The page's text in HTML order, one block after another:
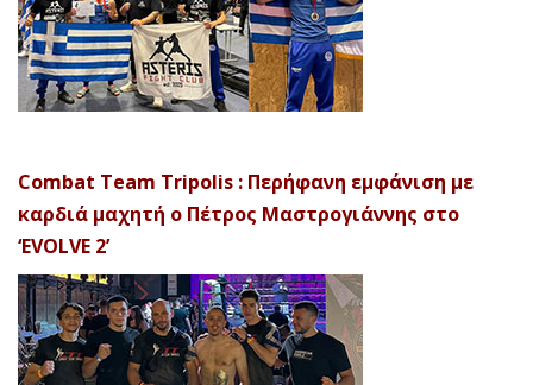
Combat Team Tripolis : Περήφανη εμφάνιση με
καρδιά μαχητή ο Πέτρος Μαστρογιάννης στο
‘EVOLVE 2’